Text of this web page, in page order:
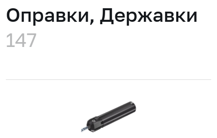
Оправки, Державки
147